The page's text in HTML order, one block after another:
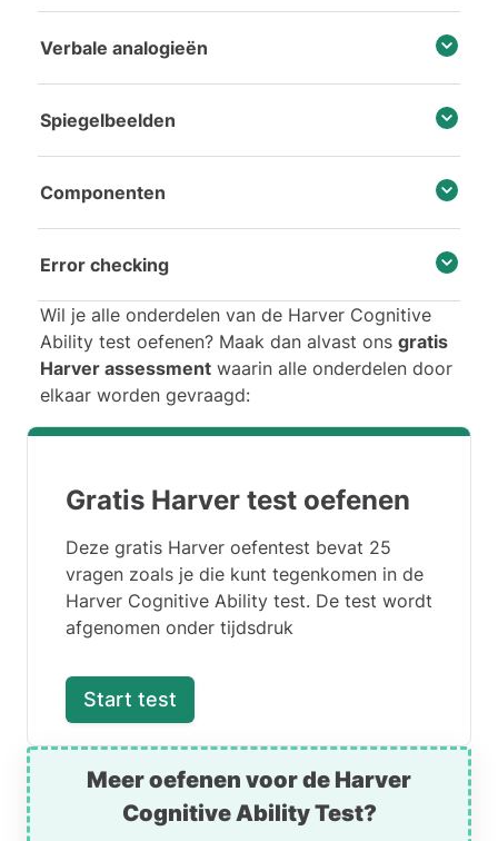
Verbale analogieën
Spiegelbeelden
Componenten
Error checking
Wil je alle onderdelen van de Harver Cognitive
Ability test oefenen? Maak dan alvast ons gratis
Harver assessment waarin alle onderdelen door
elkaar worden gevraagd:
Gratis Harver test oefenen
Deze gratis Harver oefentest bevat 25
vragen zoals je die kunt tegenkomen in de
Harver Cognitive Ability test. De test wordt
afgenomen onder tijdsdruk
Start test
Meer oefenen voor de Harver
Cognitive Ability Test?